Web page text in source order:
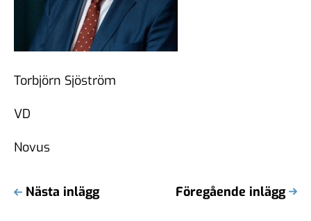
Torbjörn Sjöström
VD
Novus
Nästa inlägg Föregående inlägg